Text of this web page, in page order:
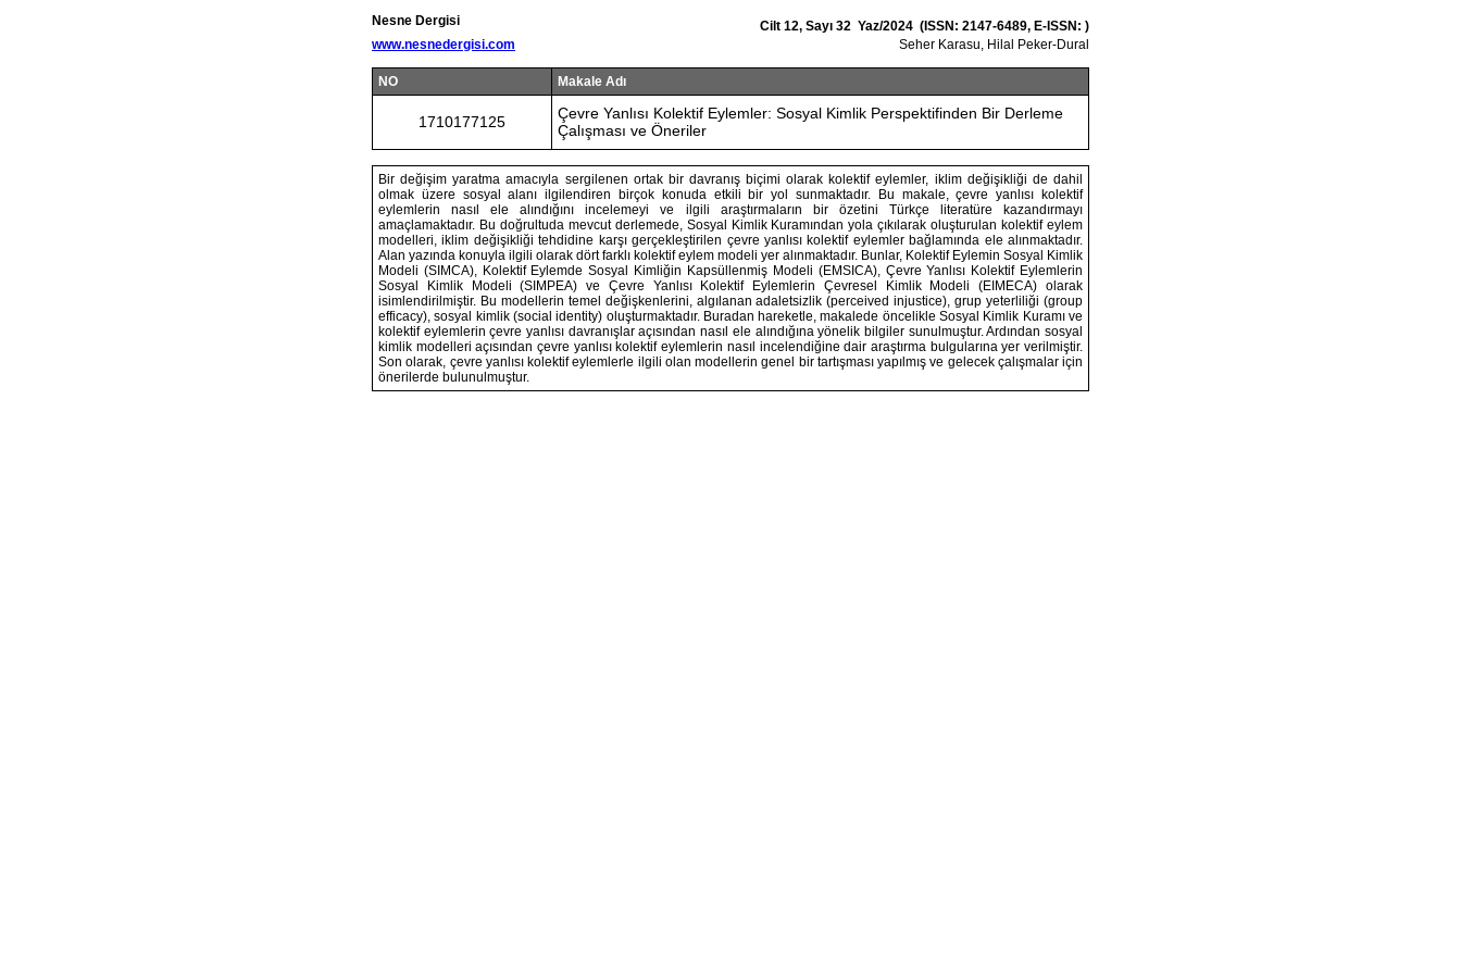
Nesne Dergisi
www.nesnedergisi.com
Cilt 12, Sayı 32 Yaz/2024 (ISSN: 2147-6489, E-ISSN: )
Seher Karasu, Hilal Peker-Dural
NO Makale Adı
1710177125
Çevre Yanlısı Kolektif Eylemler: Sosyal Kimlik Perspektifinden Bir Derleme
Çalışması ve Öneriler
Bir değişim yaratma amacıyla sergilenen ortak bir davranış biçimi olarak kolektif eylemler, iklim değişikliği de dahil
olmak üzere sosyal alanı ilgilendiren birçok konuda etkili bir yol sunmaktadır. Bu makale, çevre yanlısı kolektif
eylemlerin nasıl ele alındığını incelemeyi ve ilgili araştırmaların bir özetini Türkçe literatüre kazandırmayı
amaçlamaktadır. Bu doğrultuda mevcut derlemede, Sosyal Kimlik Kuramından yola çıkılarak oluşturulan kolektif eylem
modelleri, iklim değişikliği tehdidine karşı gerçekleştirilen çevre yanlısı kolektif eylemler bağlamında ele alınmaktadır.
Alan yazında konuyla ilgili olarak dört farklı kolektif eylem modeli yer alınmaktadır. Bunlar, Kolektif Eylemin Sosyal Kimlik
Modeli (SIMCA), Kolektif Eylemde Sosyal Kimliğin Kapsüllenmiş Modeli (EMSICA), Çevre Yanlısı Kolektif Eylemlerin
Sosyal Kimlik Modeli (SIMPEA) ve Çevre Yanlısı Kolektif Eylemlerin Çevresel Kimlik Modeli (EIMECA) olarak
isimlendirilmiştir. Bu modellerin temel değişkenlerini, algılanan adaletsizlik (perceived injustice), grup yeterliliği (group
efficacy), sosyal kimlik (social identity) oluşturmaktadır. Buradan hareketle, makalede öncelikle Sosyal Kimlik Kuramı ve
kolektif eylemlerin çevre yanlısı davranışlar açısından nasıl ele alındığına yönelik bilgiler sunulmuştur. Ardından sosyal
kimlik modelleri açısından çevre yanlısı kolektif eylemlerin nasıl incelendiğine dair araştırma bulgularına yer verilmiştir.
Son olarak, çevre yanlısı kolektif eylemlerle ilgili olan modellerin genel bir tartışması yapılmış ve gelecek çalışmalar için
önerilerde bulunulmuştur.